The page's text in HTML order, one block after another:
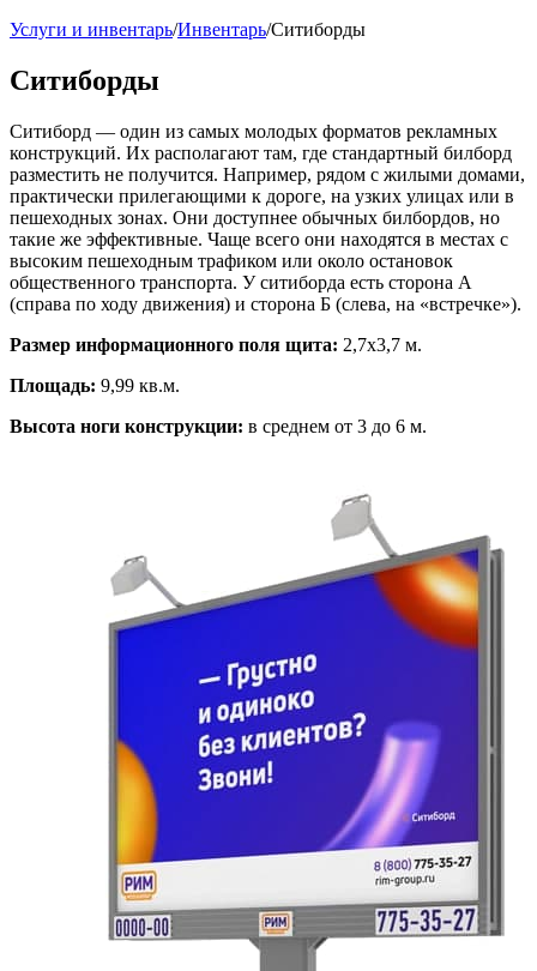
Услуги и инвентарь/Инвентарь/Ситиборды
Ситиборды
Ситиборд — один из самых молодых форматов рекламных
конструкций. Их располагают там, где стандартный билборд
разместить не получится. Например, рядом с жилыми домами,
практически прилегающими к дороге, на узких улицах или в
пешеходных зонах. Они доступнее обычных билбордов, но
такие же эффективные. Чаще всего они находятся в местах с
высоким пешеходным трафиком или около остановок
общественного транспорта. У ситиборда есть сторона А
(справа по ходу движения) и сторона Б (слева, на «встречке»).
Размер информационного поля щита: 2,7х3,7 м.
Площадь: 9,99 кв.м.
Высота ноги конструкции: в среднем от 3 до 6 м.